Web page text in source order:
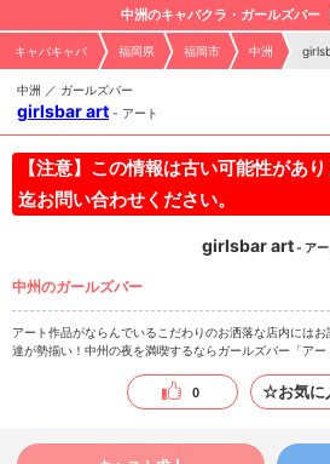
中洲のキャバクラ・ガールズバー
キャバキャバ 福岡県 福岡市 中洲
中洲 ／ ガールズバー
girlsbar art - アート
【注意】この情報は古い可能性があ
迄お問い合わせください。
girlsbar art- アー
中州のガールズバー
アート作品がならんでいるこだわりのお洒落な店内には
達が勢揃い！中州の夜を満喫するならガールズバー「ア
0 ☆お気に